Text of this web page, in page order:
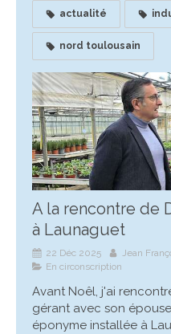
actualité
nord toulousain
A la rencontre de
à Launaguet
22 Déc 2025
Jean
En circonscription
Avant Noêl, j'ai
gérant avec son
éponyme installée à